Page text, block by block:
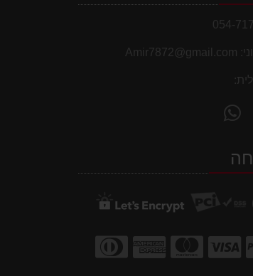
054-
Amir7872@gmail.com
עקוב
אחרינו
facebook